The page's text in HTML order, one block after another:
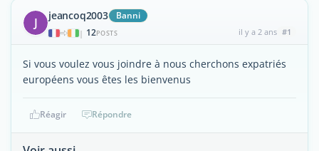
J jeancoq2003 Banni
| 12POSTS il y a 2 ans #1
Si vous voulez vous joindre à nous cherchons expatriés
européens vous êtes les bienvenus
Réagir Répondre